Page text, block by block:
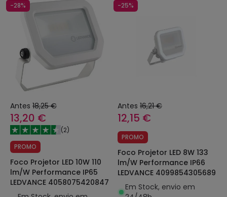
-28%
Antes 18,25 €
13,20 €
(2)
PROMO
Foco Projetor LED 10W 110
lm/W Performance IP65
LEDVANCE 4058075420847
-25%
Antes 16,21 €
12,15 €
PROMO
Foco Projetor LED 8W 133
lm/W Performance IP66
LEDVANCE 4099854305689
Em Stock, envio em